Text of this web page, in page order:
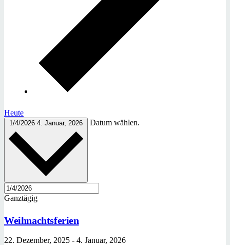
Heute
1/4/2026 4. Januar, 2026 Datum wählen.
Ganztägig
Weihnachtsferien
22. Dezember, 2025 - 4. Januar, 2026